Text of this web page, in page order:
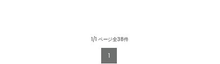
1/1 ページ全38件
1